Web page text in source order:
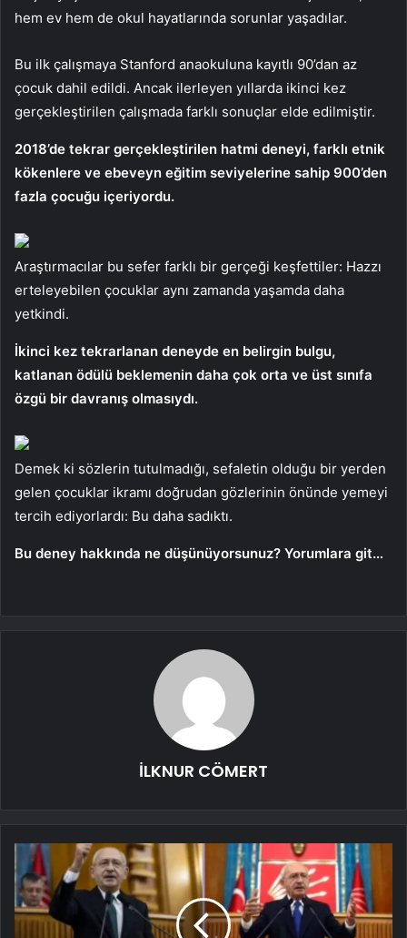
hem ev hem de okul hayatlarında sorunlar yaşadılar.
Bu ilk çalışmaya Stanford anaokuluna kayıtlı 90’dan az
çocuk dahil edildi. Ancak ilerleyen yıllarda ikinci kez
gerçekleştirilen çalışmada farklı sonuçlar elde edilmiştir.
2018’de tekrar gerçekleştirilen hatmi deneyi, farklı etnik
kökenlere ve ebeveyn eğitim seviyelerine sahip 900’den
fazla çocuğu içeriyordu.
Araştırmacılar bu sefer farklı bir gerçeği keşfettiler: Hazzı
erteleyebilen çocuklar aynı zamanda yaşamda daha
yetkindi.
İkinci kez tekrarlanan deneyde en belirgin bulgu,
katlanan ödülü beklemenin daha çok orta ve üst sınıfa
özgü bir davranış olmasıydı.
Demek ki sözlerin tutulmadığı, sefaletin olduğu bir yerden
gelen çocuklar ikramı doğrudan gözlerinin önünde yemeyi
tercih ediyorlardı: Bu daha sadıktı.
Bu deney hakkında ne düşünüyorsunuz? Yorumlara git…
İLKNUR CÖMERT